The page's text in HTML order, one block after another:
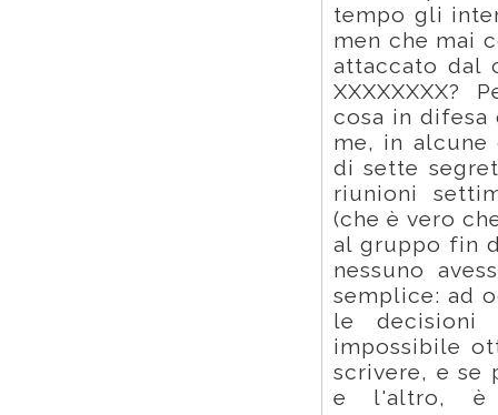
tempo gli
men che mai
attaccato dal
XXXXXXXX?
cosa in difesa
me, in
di sette
riunioni
(che è vero
al gruppo fin
nessuno
semplice: ad
le decisioni
impossibile
scrivere, e se
e l'altro, è